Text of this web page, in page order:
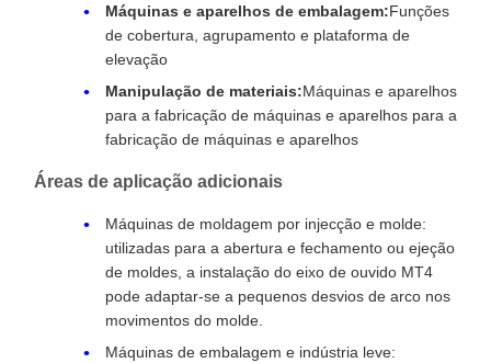
Máquinas e aparelhos de embalagem:Funções
de cobertura, agrupamento e plataforma de
elevação
Manipulação de materiais:Máquinas e aparelhos
para a fabricação de máquinas e aparelhos para a
fabricação de máquinas e aparelhos
Áreas de aplicação adicionais
Máquinas de moldagem por injecção e molde:
utilizadas para a abertura e fechamento ou ejeção
de moldes, a instalação do eixo de ouvido MT4
pode adaptar-se a pequenos desvios de arco nos
movimentos do molde.
Máquinas de embalagem e indústria leve: